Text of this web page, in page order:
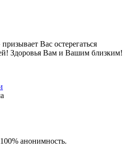
Вас остерегаться
Здоровья Вам и Вашим близким!
анонимность.